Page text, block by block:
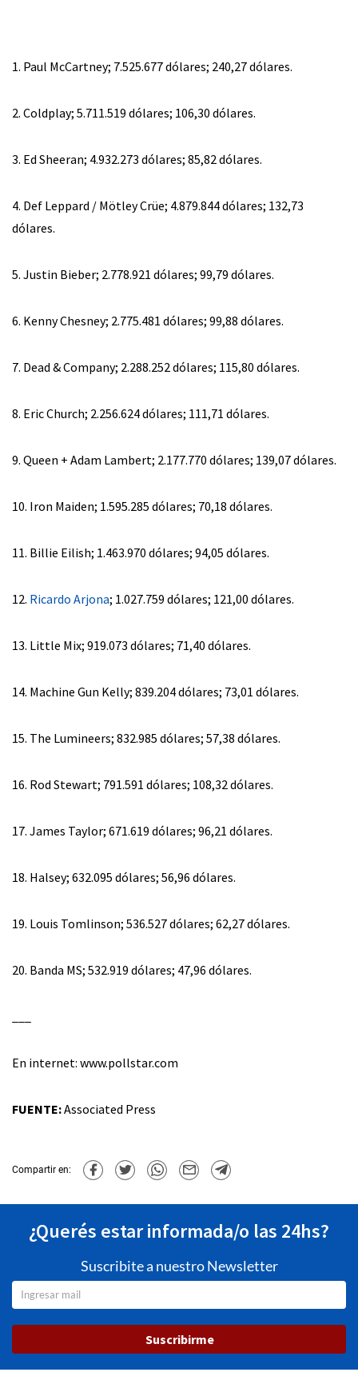
1. Paul McCartney; 7.525.677 dólares; 240,27 dólares.
2. Coldplay; 5.711.519 dólares; 106,30 dólares.
3. Ed Sheeran; 4.932.273 dólares; 85,82 dólares.
4. Def Leppard / Mötley Crüe; 4.879.844 dólares; 132,73
dólares.
5. Justin Bieber; 2.778.921 dólares; 99,79 dólares.
6. Kenny Chesney; 2.775.481 dólares; 99,88 dólares.
7. Dead & Company; 2.288.252 dólares; 115,80 dólares.
8. Eric Church; 2.256.624 dólares; 111,71 dólares.
9. Queen + Adam Lambert; 2.177.770 dólares; 139,07 dólares.
10. Iron Maiden; 1.595.285 dólares; 70,18 dólares.
11. Billie Eilish; 1.463.970 dólares; 94,05 dólares.
12. Ricardo Arjona; 1.027.759 dólares; 121,00 dólares.
13. Little Mix; 919.073 dólares; 71,40 dólares.
14. Machine Gun Kelly; 839.204 dólares; 73,01 dólares.
15. The Lumineers; 832.985 dólares; 57,38 dólares.
16. Rod Stewart; 791.591 dólares; 108,32 dólares.
17. James Taylor; 671.619 dólares; 96,21 dólares.
18. Halsey; 632.095 dólares; 56,96 dólares.
19. Louis Tomlinson; 536.527 dólares; 62,27 dólares.
20. Banda MS; 532.919 dólares; 47,96 dólares.
En internet: www.pollstar.com
FUENTE:Associated Press
Compartir en:
¿Querés estar informada/o las 24hs?
Suscribite a nuestro Newsletter
Suscribirme